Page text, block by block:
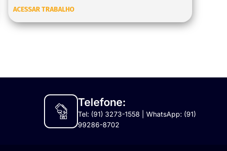
ACESSAR TRABALHO
Telefone:
Tel: (91) 3273-1558 | WhatsApp: (91)
99286-8702